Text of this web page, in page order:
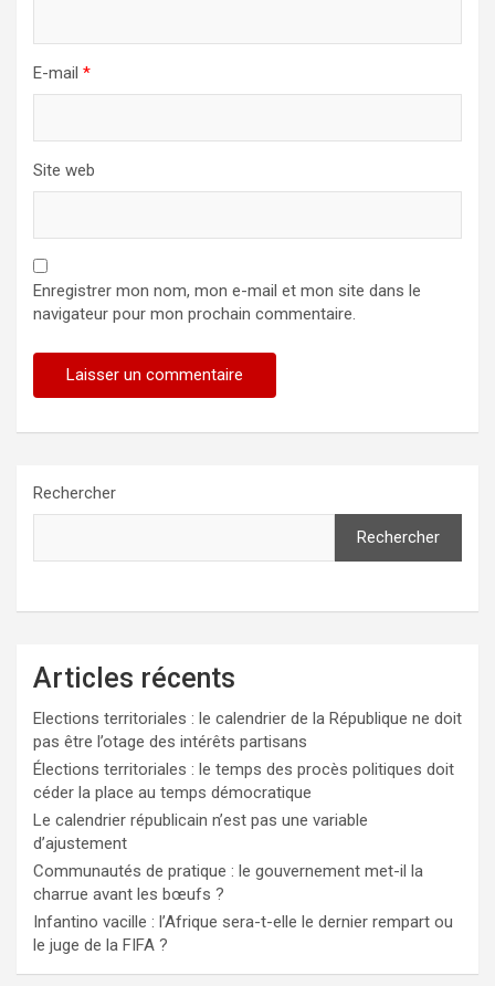
E-mail *
Site web
Enregistrer mon nom, mon e-mail et mon site dans le
navigateur pour mon prochain commentaire.
Rechercher
Rechercher
Articles récents
Elections territoriales : le calendrier de la République ne doit
pas être l’otage des intérêts partisans
Élections territoriales : le temps des procès politiques doit
céder la place au temps démocratique
Le calendrier républicain n’est pas une variable
d’ajustement
Communautés de pratique : le gouvernement met-il la
charrue avant les bœufs ?
Infantino vacille : l’Afrique sera-t-elle le dernier rempart ou
le juge de la FIFA ?